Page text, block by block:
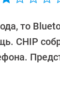
то
CHIP